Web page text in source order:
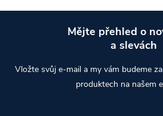
Mějte přehled o
a slevách
Vložte svůj e-mail a my vám budeme
produktech na našem